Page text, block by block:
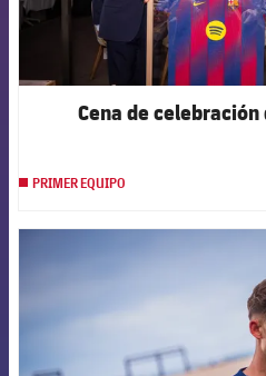
Cena de
PRIMER EQUIPO